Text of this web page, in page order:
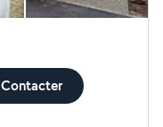
Contacter